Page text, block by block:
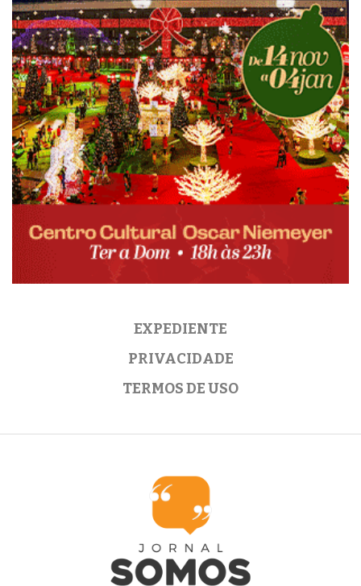
EXPEDIENTE
PRIVACIDADE
TERMOS DE USO